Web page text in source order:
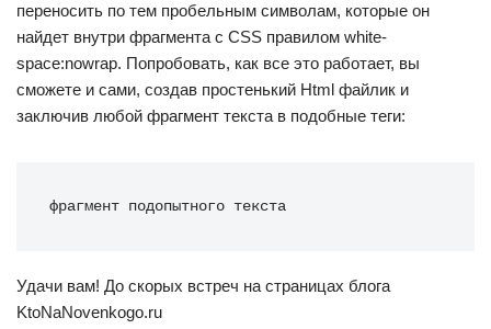
переносить по тем пробельным символам, которые он
найдет внутри фрагмента с CSS правилом white-
space:nowrap. Попробовать, как все это работает, вы
сможете и сами, создав простенький Html файлик и
заключив любой фрагмент текста в подобные теги:
фрагмент подопытного текста
Удачи вам! До скорых встреч на страницах блога
KtoNaNovenkogo.ru